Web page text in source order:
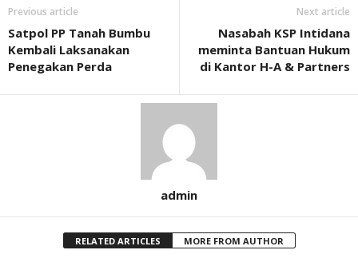
Previous article
Satpol PP Tanah Bumbu
Kembali Laksanakan
Penegakan Perda
Next article
Nasabah KSP Intidana
meminta Bantuan Hukum
di Kantor H-A & Partners
admin
RELATED ARTICLES MORE FROM AUTHOR